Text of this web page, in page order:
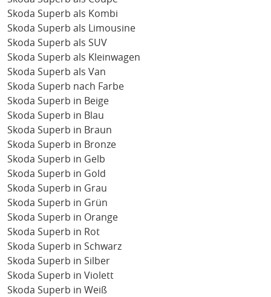
Skoda Superb als Kombi
Skoda Superb als Limousine
Skoda Superb als SUV
Skoda Superb als Kleinwagen
Skoda Superb als Van
Skoda Superb nach Farbe
Skoda Superb in Beige
Skoda Superb in Blau
Skoda Superb in Braun
Skoda Superb in Bronze
Skoda Superb in Gelb
Skoda Superb in Gold
Skoda Superb in Grau
Skoda Superb in Grün
Skoda Superb in Orange
Skoda Superb in Rot
Skoda Superb in Schwarz
Skoda Superb in Silber
Skoda Superb in Violett
Skoda Superb in Weiß